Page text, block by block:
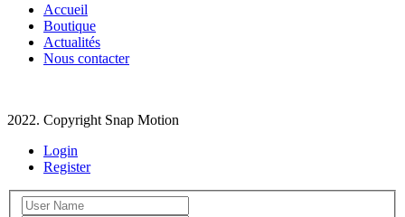
Accueil
Boutique
Actualités
Nous contacter
2022. Copyright Snap Motion
Login
Register